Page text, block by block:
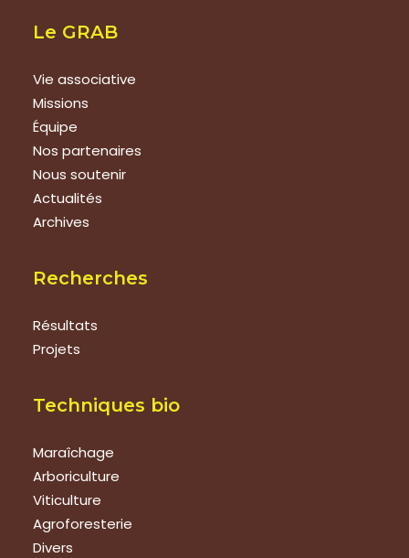
Le GRAB
Vie associative
Missions
Équipe
Nos partenaires
Nous soutenir
Actualités
Archives
Recherches
Résultats
Projets
Techniques bio
Maraîchage
Arboriculture
Viticulture
Agroforesterie
Divers